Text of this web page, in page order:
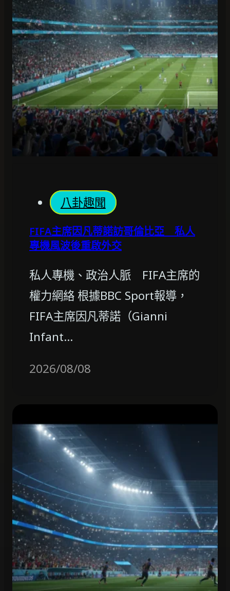
八卦趣聞
FIFA主席因凡蒂諾訪哥倫比亞 私人
專機風波後重啟外交
私人專機、政治人脈 FIFA主席的
權力網絡 根據BBC Sport報導，
FIFA主席因凡蒂諾（Gianni
Infant…
2026/08/08